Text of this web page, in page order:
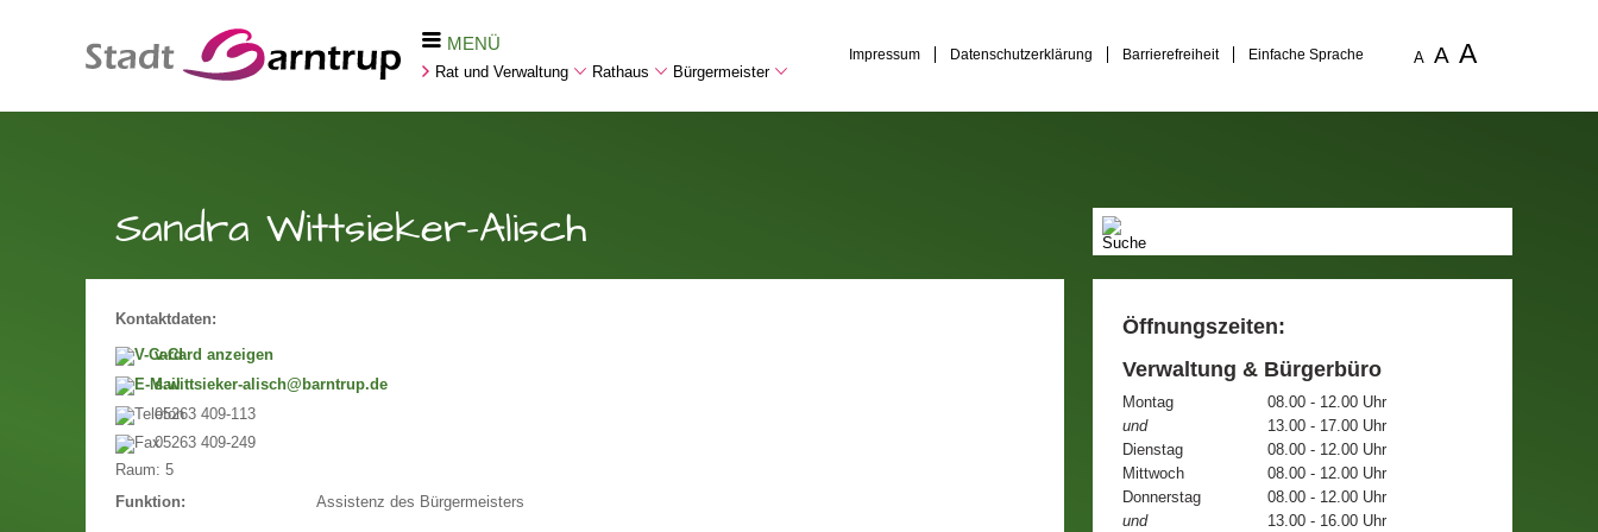
MENÜ
Rat und Verwaltung Rathaus Bürgermeister
Impressum Datenschutzerklärung Barrierefreiheit Einfache Sprache A A A
Sandra Wittsieker-Alisch
Kontaktdaten:
v-Card anzeigen
s.wittsieker-alisch@barntrup.de
05263 409-113
05263 409-249
Raum: 5
Funktion:
Assistenz des Bürgermeisters
Öffnungszeiten:
Verwaltung & Bürgerbüro
Montag
08.00 - 12.00 Uhr
und
13.00 - 17.00 Uhr
Dienstag
08.00 - 12.00 Uhr
Mittwoch
08.00 - 12.00 Uhr
Donnerstag
08.00 - 12.00 Uhr
und
13.00 - 16.00 Uhr